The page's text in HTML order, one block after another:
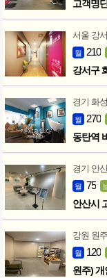
고객명
서울 강
월 210
강서구
경기 화
월 270
동탄역
경기 안
월 75
안산시
강원 원
월 120
원주)